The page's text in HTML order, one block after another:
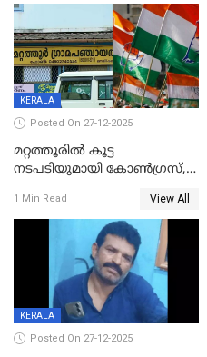
KERALA
Posted On 27-12-2025
മറ്റത്തൂരിൽ കൂട്ട
നടപടിയുമായി കോണ്‍ഗ്രസ്,
എട്ട് പേര്‍ ഉള്‍പ്പെടെ
പത്തുപേരെ പുറത്താക്കി,
ചൊവ്വന്നൂരിലും നടപടി
1 Min Read View All
KERALA
Posted On 27-12-2025